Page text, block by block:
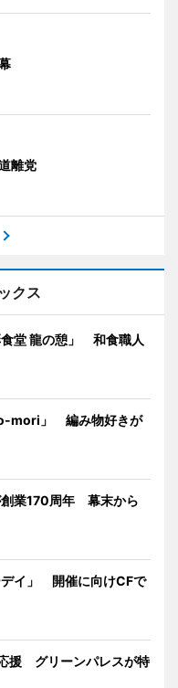
離党
クス
堂 龍の憩」 和食職人
mori」 編み物好きが
創業170周年 幕末から
デイ」 開催に向けCFで
援 グリーンパレスが特